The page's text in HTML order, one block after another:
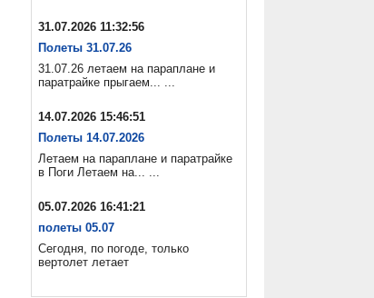
31.07.2026 11:32:56
Полеты 31.07.26
31.07.26 летаем на параплане и
паратрайке прыгаем... ...
14.07.2026 15:46:51
Полеты 14.07.2026
Летаем на параплане и паратрайке
в Поги Летаем на... ...
05.07.2026 16:41:21
полеты 05.07
Сегодня, по погоде, только
вертолет летает